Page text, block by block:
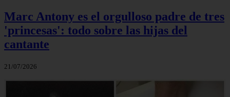
Marc Antony es el orgulloso padre de tres
'princesas': todo sobre las hijas del
cantante
21/07/2026